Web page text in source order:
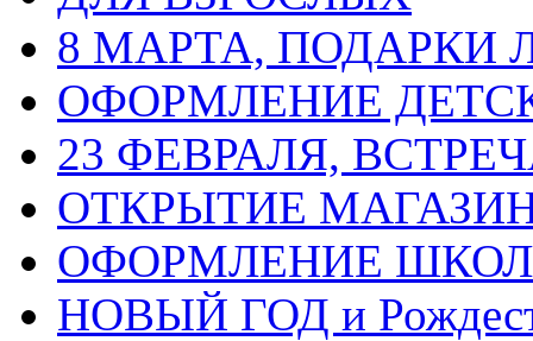
8 МАРТА,
ОФОРМЛЕНИЕ
23 ФЕВРАЛЯ,
ОТКРЫТИЕ
ОФОРМЛЕНИЕ
НОВЫЙ ГОД и